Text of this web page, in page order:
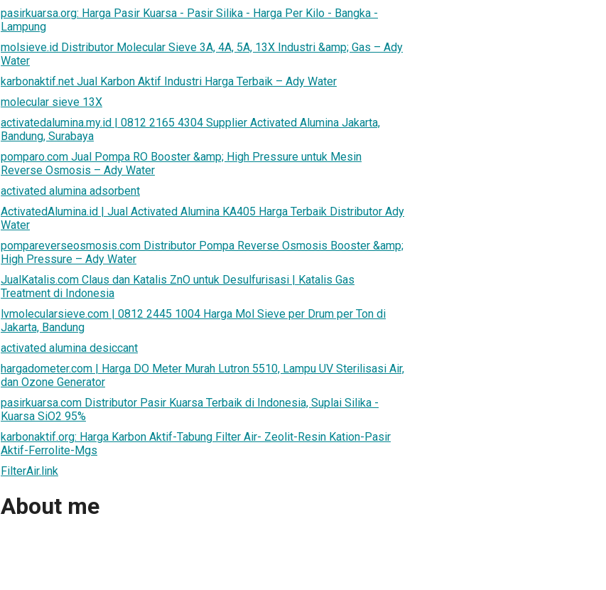
pasirkuarsa.org: Harga Pasir Kuarsa - Pasir Silika - Harga Per Kilo - Bangka -
Lampung
molsieve.id Distributor Molecular Sieve 3A, 4A, 5A, 13X Industri &amp; Gas – Ady
Water
karbonaktif.net Jual Karbon Aktif Industri Harga Terbaik – Ady Water
molecular sieve 13X
activatedalumina.my.id | 0812 2165 4304 Supplier Activated Alumina Jakarta,
Bandung, Surabaya
pomparo.com Jual Pompa RO Booster &amp; High Pressure untuk Mesin
Reverse Osmosis – Ady Water
activated alumina adsorbent
ActivatedAlumina.id | Jual Activated Alumina KA405 Harga Terbaik Distributor Ady
Water
pompareverseosmosis.com Distributor Pompa Reverse Osmosis Booster &amp;
High Pressure – Ady Water
JualKatalis.com Claus dan Katalis ZnO untuk Desulfurisasi | Katalis Gas
Treatment di Indonesia
lvmolecularsieve.com | 0812 2445 1004 Harga Mol Sieve per Drum per Ton di
Jakarta, Bandung
activated alumina desiccant
hargadometer.com | Harga DO Meter Murah Lutron 5510, Lampu UV Sterilisasi Air,
dan Ozone Generator
pasirkuarsa.com Distributor Pasir Kuarsa Terbaik di Indonesia, Suplai Silika -
Kuarsa SiO2 95%
karbonaktif.org: Harga Karbon Aktif-Tabung Filter Air- Zeolit-Resin Kation-Pasir
Aktif-Ferrolite-Mgs
FilterAir.link
About me